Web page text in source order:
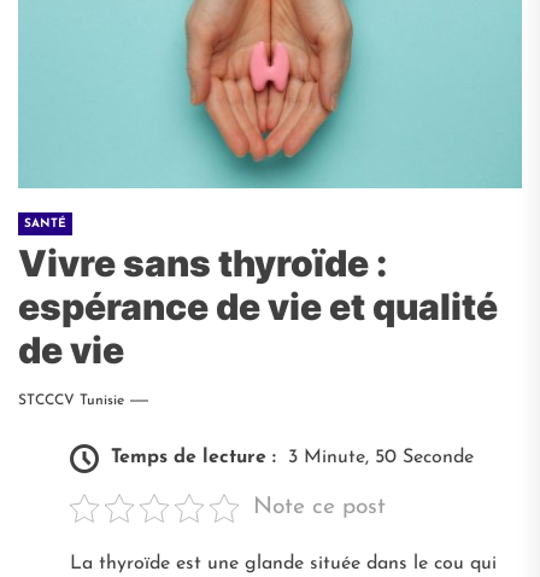
SANTÉ
Vivre sans thyroïde :
espérance de vie et qualité
de vie
STCCCV Tunisie
Temps de lecture : 3 Minute, 50 Seconde
Note ce post
La thyroïde est une glande située dans le cou qui